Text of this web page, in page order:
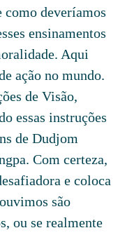
como deveríamos
ensinamentos
Aqui
ação no mundo.
de Visão,
essas instruções
de Dudjom
Com certeza,
e coloca
são
ou se realmente